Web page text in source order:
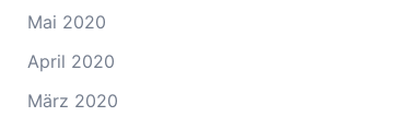
Mai 2020
April 2020
März 2020